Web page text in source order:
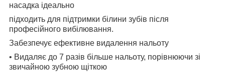
насадка ідеально
підходить для підтримки білини зубів після
професійного вибілювання.
Забезпечує ефективне видалення нальоту
• Видаляє до 7 разів більше нальоту, порівнюючи зі
звичайною зубною щіткою